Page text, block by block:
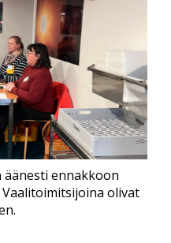
äänesti ennakkoon
Vaalitoimitsijoina olivat